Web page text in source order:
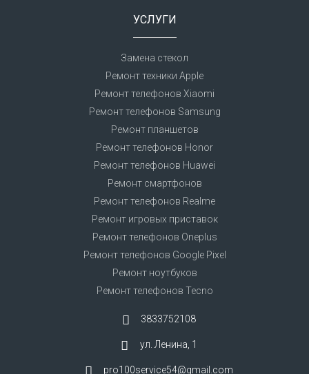
УСЛУГИ
Замена стекол
Ремонт техники Apple
Ремонт телефонов Xiaomi
Ремонт телефонов Samsung
Ремонт планшетов
Ремонт телефонов Honor
Ремонт телефонов Huawei
Ремонт смартфонов
Ремонт телефонов Realme
Ремонт игровых приставок
Ремонт телефонов Oneplus
Ремонт телефонов Google Pixel
Ремонт ноутбуков
Ремонт телефонов Tecno
3833752108
ул. Ленина, 1
pro100service54@gmail.com